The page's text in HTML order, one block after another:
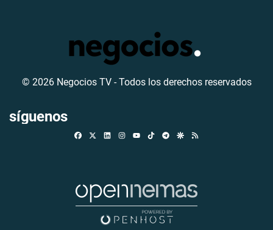
© 2026 Negocios TV - Todos los derechos reservados
síguenos
FacebookLinkedinInstagramTikTokTelegramGoogle Discover